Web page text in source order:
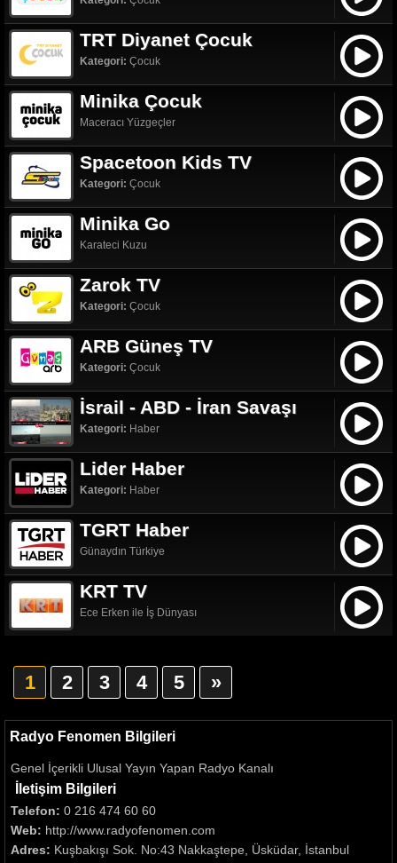
TRT Diyanet Çocuk
Kategori: Çocuk
Minika Çocuk
Maceracı Yüzgeçler
Spacetoon Kids TV
Kategori: Çocuk
Minika Go
Karateci Kuzu
Zarok TV
Kategori: Çocuk
ARB Güneş TV
Kategori: Çocuk
İsrail - ABD - İran Savaşı
Kategori: Haber
Lider Haber
Kategori: Haber
TGRT Haber
Günaydın Türkiye
KRT TV
Ece Erken ile İş Dünyası
1 2 3 4 5 »
Radyo Fenomen Bilgileri
Genel İçerikli Ulusal Yayın Yapan Radyo Kanalı
İletişim Bilgileri
Telefon: 0 216 474 60 60
Web: http://www.radyofenomen.com
Adres: Kuşbakışı Sok. No:43 Nakkaştepe, Üsküdar, İstanbul